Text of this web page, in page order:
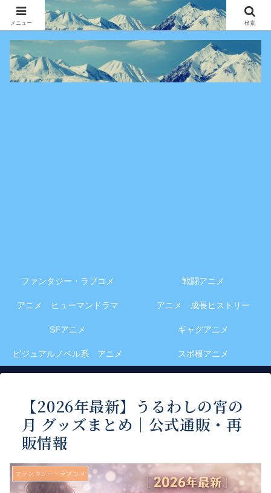
アニメ・漫画・VOD作品の見どころ、配信情報、登場人物や物語の考察を、作
品別・ジャンル別に分かりやすく紹介する専門ブログです。
ファンタジー・ラブコメ 戦闘アニメ
アニメ ヒューマンドラマ アニメ 成長ヒストリー
SFアニメ ギャグアニメ
ビジュアルノベル系 アニメ スポ根アニメ
【2026年最新】うるわしの宵の
月 グッズまとめ｜公式通販・再
販情報
ファンタジー・ラブコメ
メニュー 検索